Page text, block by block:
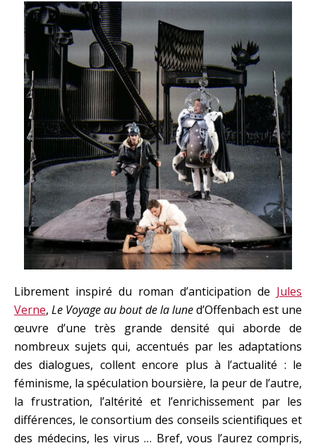
Librement inspiré du roman d’anticipation de Jules
Verne,Le Voyage au bout de la luned’Offenbach est une
œuvre d’une très grande densité qui aborde de
nombreux sujets qui, accentués par les adaptations
des dialogues, collent encore plus à l’actualité : le
féminisme, la spéculation boursière, la peur de l’autre,
la frustration, l’altérité et l’enrichissement par les
différences, le consortium des conseils scientifiques et
des médecins, les virus … Bref, vous l’aurez compris,